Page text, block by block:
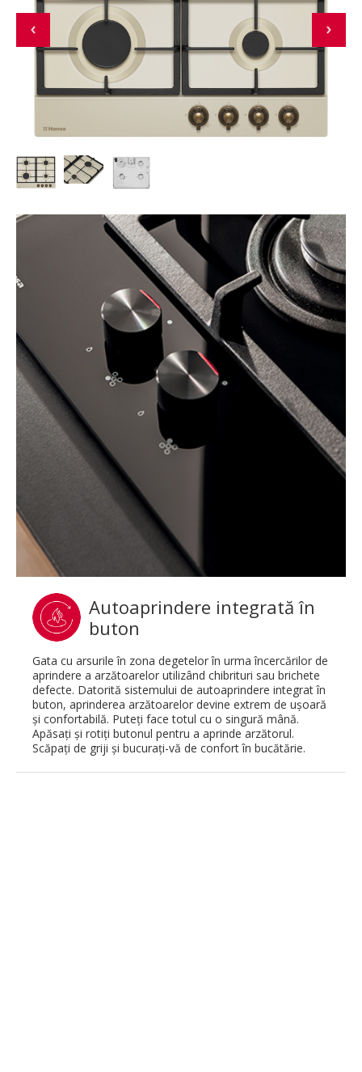
Autoaprindere integrată în
buton
Gata cu arsurile în zona degetelor în urma încercărilor de
aprindere a arzătoarelor utilizând chibrituri sau brichete
defecte. Datorită sistemului de autoaprindere integrat în
buton, aprinderea arzătoarelor devine extrem de uşoară
şi confortabilă. Puteţi face totul cu o singură mână.
Apăsaţi şi rotiţi butonul pentru a aprinde arzătorul.
Scăpaţi de griji şi bucuraţi-vă de confort în bucătărie.